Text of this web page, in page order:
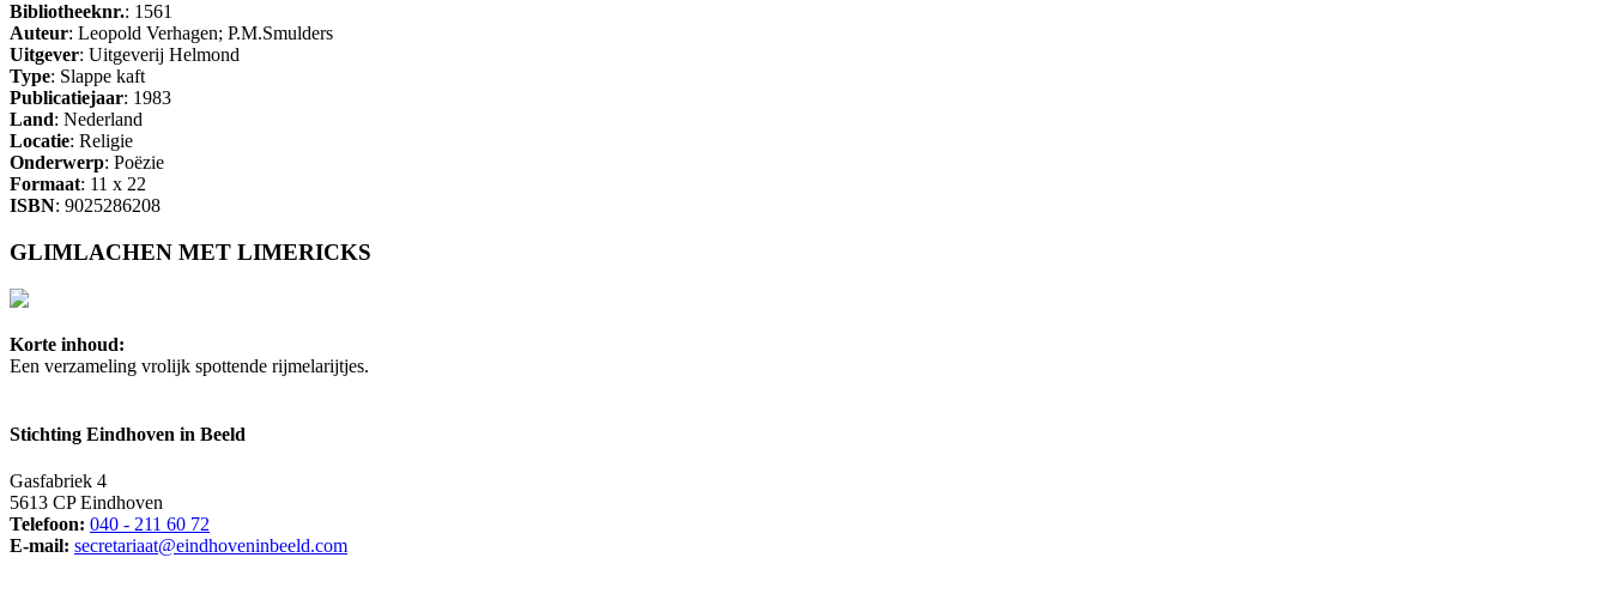
Bibliotheeknr.: 1561
Auteur: Leopold Verhagen; P.M.Smulders
Uitgever: Uitgeverij Helmond
Type: Slappe kaft
Publicatiejaar: 1983
Land: Nederland
Locatie: Religie
Onderwerp: Poëzie
Formaat: 11 x 22
ISBN: 9025286208
GLIMLACHEN MET LIMERICKS
Korte inhoud:
Een verzameling vrolijk spottende rijmelarijtjes.
Stichting Eindhoven in Beeld
Gasfabriek 4
5613 CP Eindhoven
Telefoon: 040 - 211 60 72
E-mail: secretariaat@eindhoveninbeeld.com